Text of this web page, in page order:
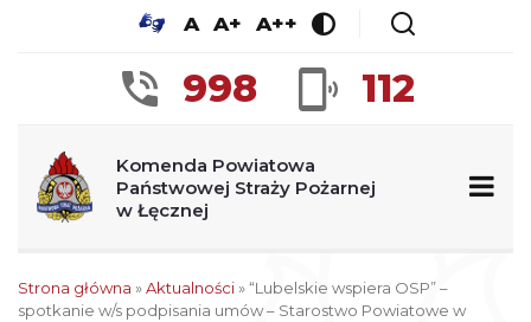
A A+ A++
998 112
Komenda Powiatowa
Państwowej Straży Pożarnej
w Łęcznej
Strona główna »Aktualności»“Lubelskie wspiera OSP” –
spotkanie w/s podpisania umów – Starostwo Powiatowe w